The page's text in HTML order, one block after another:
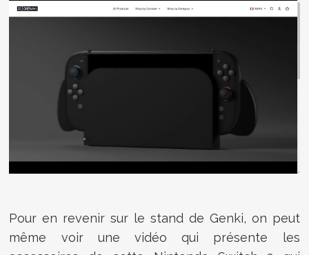
Pour en revenir sur le stand de Genki, on peut
même voir une vidéo qui présente les